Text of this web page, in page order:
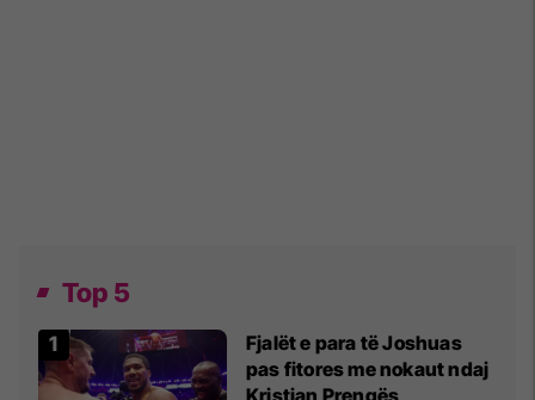
Top 5
Fjalët e para të Joshuas
pas fitores me nokaut ndaj
Kristian Prengës